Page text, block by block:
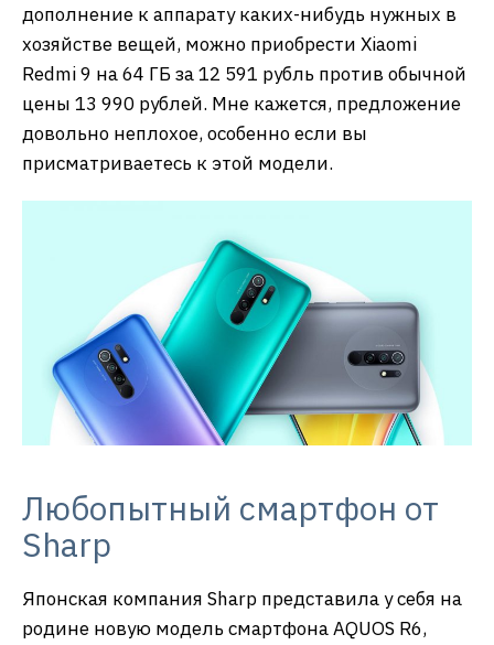
дополнение к аппарату каких-нибудь нужных в
хозяйстве вещей, можно приобрести Xiaomi
Redmi 9 на 64 ГБ за 12 591 рубль против обычной
цены 13 990 рублей. Мне кажется, предложение
довольно неплохое, особенно если вы
присматриваетесь к этой модели.
Любопытный смартфон от
Sharp
Японская компания Sharp представила у себя на
родине новую модель смартфона AQUOS R6,